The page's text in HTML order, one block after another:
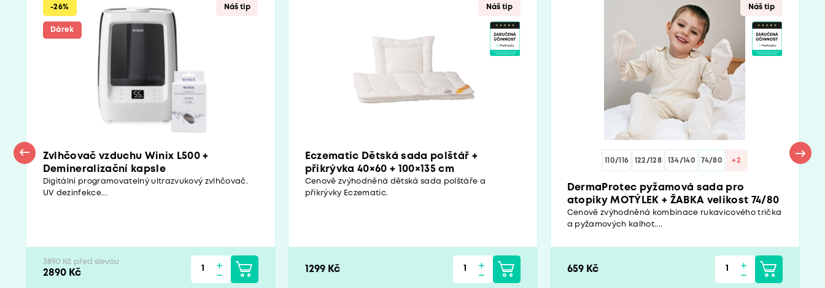
Dárek
-26% Náš tip
Zvlhčovač vzduchu Winix L500 +
Demineralizační kapsle
Digitální programovatelný ultrazvukový zvlhčovač.
UV dezinfekce...
3890 Kč před slevou
2890 Kč
Náš tip
Eczematic Dětská sada polštář +
přikrývka 40×60 + 100×135 cm
Cenově zvýhodněná dětská sada polštáře a
přikrývky Eczematic.
1299 Kč
Náš tip
110/116 122/128 134/140 74/80 +2
DermaProtec pyžamová sada pro
atopiky MOTÝLEK + ŽABKA velikost 74/80
Cenově zvýhodněná kombinace rukavicového trička
a pyžamových kalhot....
659 Kč